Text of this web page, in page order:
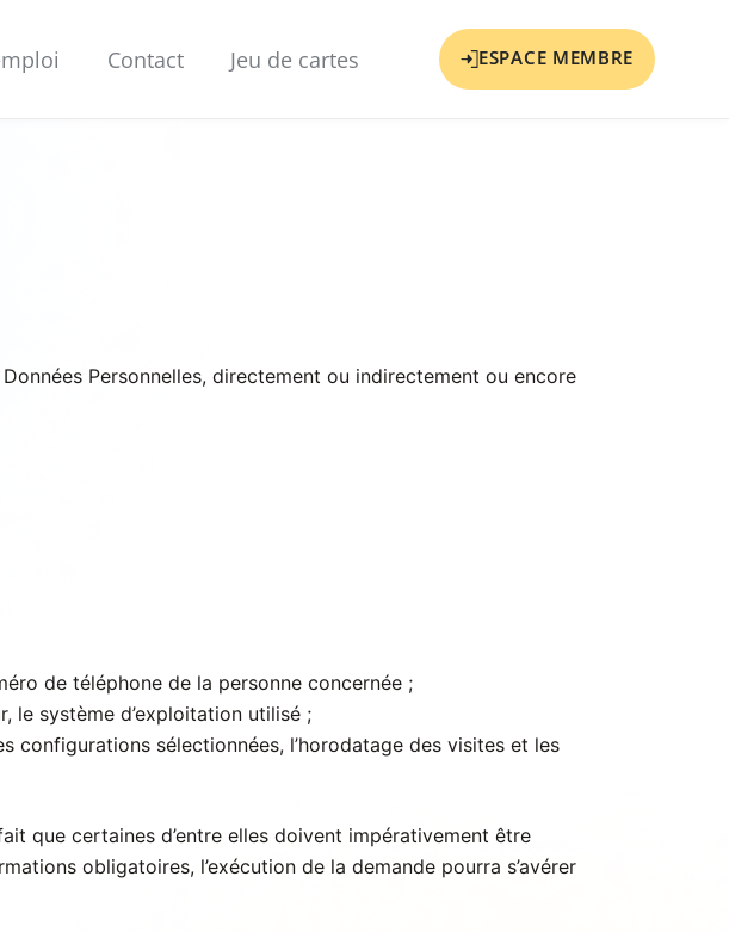
Contact Jeu de cartes ESPACE MEMBRE
Personnelles, directement ou indirectement ou encore
de téléphone de la personne concernée ;
le système d’exploitation utilisé ;
configurations sélectionnées, l’horodatage des visites et les
que certaines d’entre elles doivent impérativement être
obligatoires, l’exécution de la demande pourra s’avérer